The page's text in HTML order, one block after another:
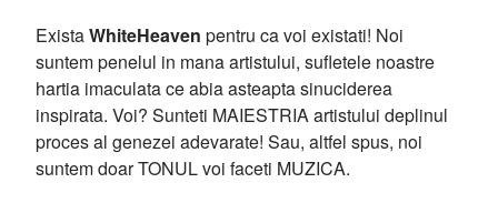
ExistaWhiteHeaven pentru ca voi existati! Noi
suntem penelul in mana artistului, sufletele noastre
hartia imaculata ce abia asteapta sinuciderea
inspirata. Voi? Sunteti MAIESTRIA artistului deplinul
proces al genezei adevarate! Sau, altfel spus, noi
suntem doar TONUL voi faceti MUZICA.